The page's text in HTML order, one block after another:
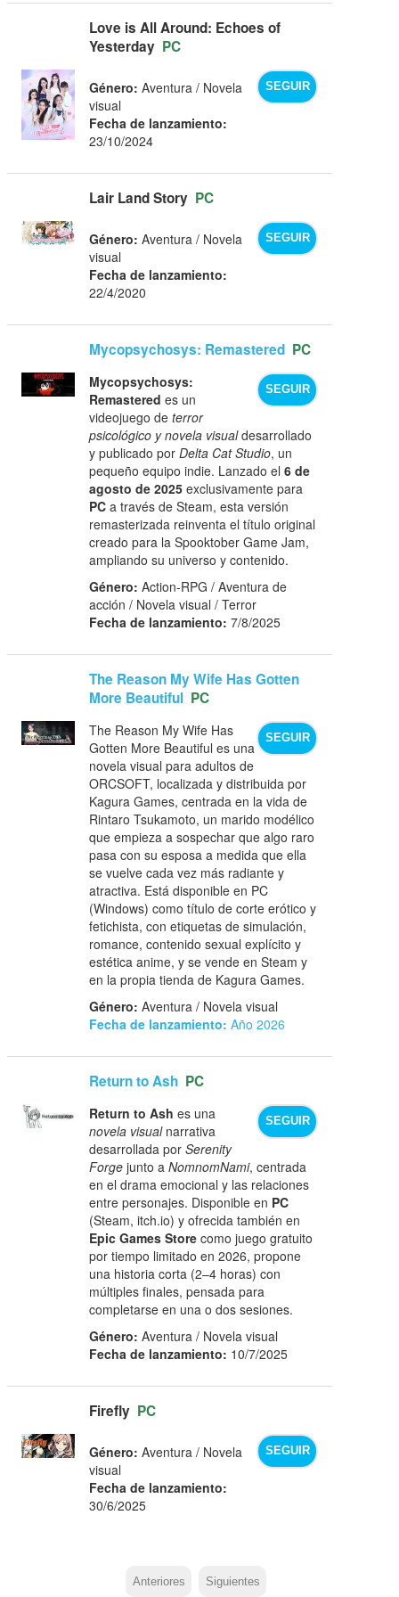
Love is All Around: Echoes of
Yesterday PC
SEGUIR
Género: Aventura / Novela
visual
Fecha de lanzamiento:
23/10/2024
Lair Land Story PC
SEGUIR
Género: Aventura / Novela
visual
Fecha de lanzamiento:
22/4/2020
Mycopsychosys: Remastered PC
SEGUIR
Mycopsychosys:
Remastered es un
videojuego deterror
psicológico y novela visualdesarrollado
y publicado porDelta Cat Studio, un
pequeño equipo indie. Lanzado el6 de
agosto de 2025 exclusivamente para
PC a través de Steam, esta versión
remasterizada reinventa el título original
creado para la Spooktober Game Jam,
ampliando su universo y contenido.
Género: Action-RPG / Aventura de
acción / Novela visual / Terror
Fecha de lanzamiento: 7/8/2025
The Reason My Wife Has Gotten
More Beautiful PC
SEGUIR
The Reason My Wife Has
Gotten More Beautiful es una
novela visual para adultos de
ORCSOFT, localizada y distribuida por
Kagura Games, centrada en la vida de
Rintaro Tsukamoto, un marido modélico
que empieza a sospechar que algo raro
pasa con su esposa a medida que ella
se vuelve cada vez más radiante y
atractiva. Está disponible en PC
(Windows) como título de corte erótico y
fetichista, con etiquetas de simulación,
romance, contenido sexual explícito y
estética anime, y se vende en Steam y
en la propia tienda de Kagura Games.
Género: Aventura / Novela visual
Fecha de lanzamiento: Año 2026
Return to Ash PC
SEGUIR
Return to Ash es una
novela visualnarrativa
desarrollada porSerenity
Forge junto aNomnomNami, centrada
en el drama emocional y las relaciones
entre personajes. Disponible en PC
(Steam, itch.io) y ofrecida también en
Epic Games Store como juego gratuito
por tiempo limitado en 2026, propone
una historia corta (2–4 horas) con
múltiples finales, pensada para
completarse en una o dos sesiones.
Género: Aventura / Novela visual
Fecha de lanzamiento: 10/7/2025
Firefly PC
SEGUIR
Género: Aventura / Novela
visual
Fecha de lanzamiento:
30/6/2025
Anteriores Siguientes